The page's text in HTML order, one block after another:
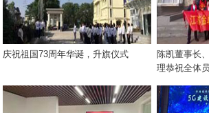
庆祝祖国73周年华诞，升旗仪式
陈凯董事长
理恭祝全体